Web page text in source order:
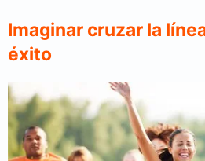
Imaginar cruzar la
éxito